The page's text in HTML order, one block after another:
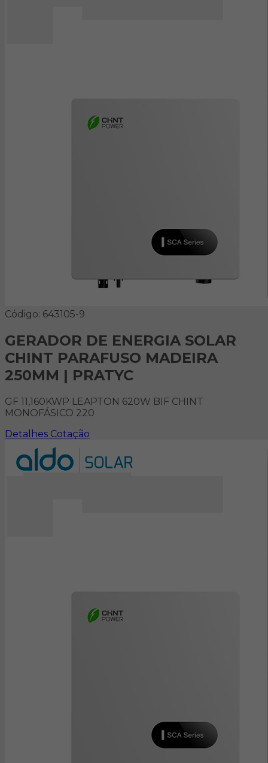
Código: 643105-9
GERADOR DE ENERGIA SOLAR
CHINT PARAFUSO MADEIRA
250MM | PRATYC
GF 11,160KWP LEAPTON 620W BIF CHINT
MONOFÁSICO 220
Detalhes Cotação